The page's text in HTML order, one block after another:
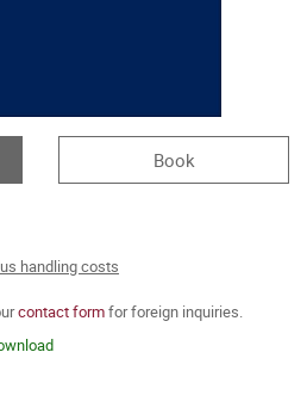
Book
handling costs
contact formfor foreign inquiries.